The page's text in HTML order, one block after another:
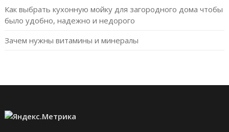
Как выбрать кухонную мойку для загородного дома чтобы
было удобно, надежно и недорого
Зачем нужны витамины и минералы